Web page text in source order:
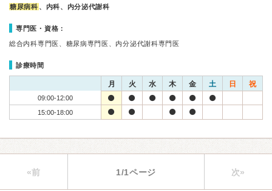
糖尿病科 、内科、内分泌代謝科
専門医・資格：
総合内科専門医、糖尿病専門医、内分泌代謝科専門医
診療時間
月 火 水 木 金 土 日 祝
09:00-12:00
15:00-18:00
«前 1/1ページ 次»